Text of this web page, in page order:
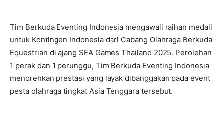
Tim Berkuda Eventing Indonesia mengawali raihan medali
untuk Kontingen Indonesia dari Cabang Olahraga Berkuda
Equestrian di ajang SEA Games Thailand 2025. Perolehan
1 perak dan 1 perunggu, Tim Berkuda Eventing Indonesia
menorehkan prestasi yang layak dibanggakan pada event
pesta olahraga tingkat Asia Tenggara tersebut.